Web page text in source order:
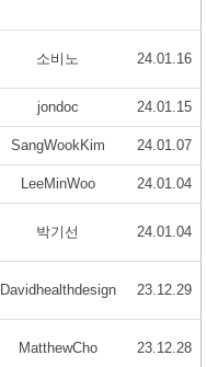
소비노 24.01.16
jondoc 24.01.15
SangWookKim 24.01.07
LeeMinWoo 24.01.04
박기선 24.01.04
Davidhealthdesign 23.12.29
MatthewCho 23.12.28